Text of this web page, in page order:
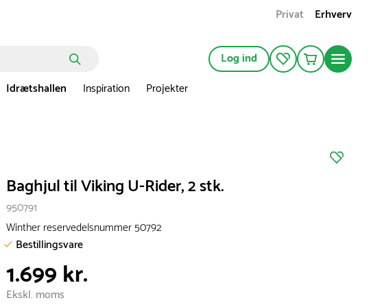
Privat Erhverv
Log ind
Idrætshallen Inspiration Projekter
Baghjul til Viking U-Rider, 2 stk.
950791
Winther reservedelsnummer 50792
Bestillingsvare
1.699 kr.
Ekskl. moms